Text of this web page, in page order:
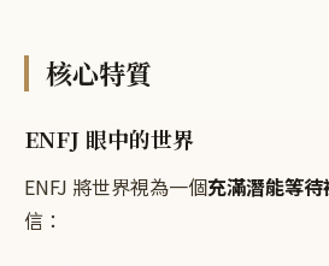
核心特質
ENFJ 眼中的世界
ENFJ 將世界視為一個充滿潛能等
信：